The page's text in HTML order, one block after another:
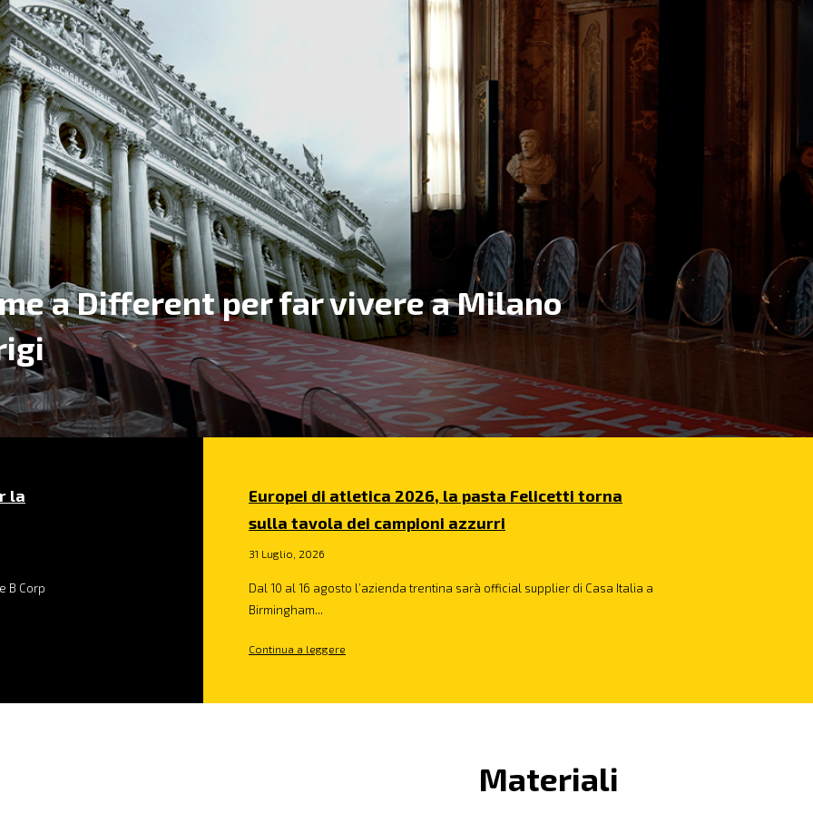
a Different per far vivere a Milano
la
B Corp
Europei di atletica 2026, la pasta Felicetti torna
sulla tavola dei campioni azzurri
31 Luglio, 2026
Dal 10 al 16 agosto l’azienda trentina sarà official supplier di Casa Italia a
Birmingham...
Continua a leggere
Materiali